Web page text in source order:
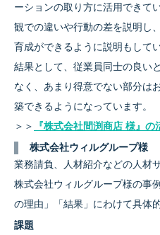
ーションの取り方に活用できて
観での違いや行動の差を説明し
育成ができるように説明もしてい
結果として、従業員同士の良い
なく、あまり得意でない部分は
築できるようになっています。
＞＞
『株式会社間渕商店 様』
株式会社ウィルグループ様
業務請負、人材紹介などの人材
株式会社ウィルグループ様の事
の理由」「結果」にわけて具体
課題